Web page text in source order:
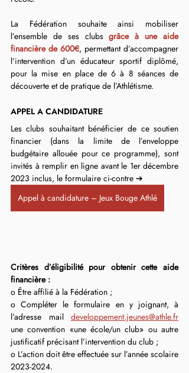
La Fédération souhaite ainsi mobiliser
l’ensemble de ses clubs grâce à une aide
financière de 600€, permettant d’accompagner
l’intervention d’un éducateur sportif diplômé,
pour la mise en place de 6 à 8 séances de
découverte et de pratique de l’Athlétisme.
APPEL A CANDIDATURE
Les clubs souhaitant bénéficier de ce soutien
financier (dans la limite de l’enveloppe
budgétaire allouée pour ce programme), sont
invités à remplir en ligne avant le 1er décembre
2023 inclus, le formulaire ci-contre ➔
Appel à candidature – Jeux Bouge Athlé
Critères d’éligibilité pour obtenir cette aide
financière :
o Être affilié à la Fédération ;
o Compléter le formulaire en y joignant, à
l’adresse mail developpement.jeunes@athle.fr
une convention «une école/un club» ou autre
justificatif précisant l’intervention du club ;
o L’action doit être effectuée sur l’année scolaire
2023-2024.